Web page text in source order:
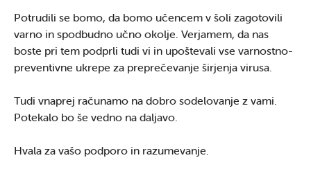
Potrudili se bomo, da bomo učencem v šoli zagotovili
varno in spodbudno učno okolje. Verjamem, da nas
boste pri tem podprli tudi vi in upoštevali vse varnostno-
preventivne ukrepe za preprečevanje širjenja virusa.
Tudi vnaprej računamo na dobro sodelovanje z vami.
Potekalo bo še vedno na daljavo.
Hvala za vašo podporo in razumevanje.